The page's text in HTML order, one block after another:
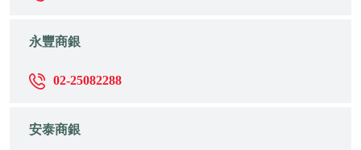
永豐商銀
02-25082288
安泰商銀